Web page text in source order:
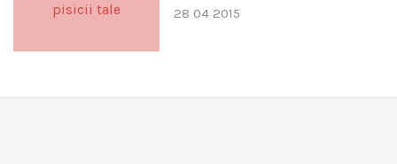
28 04 2015